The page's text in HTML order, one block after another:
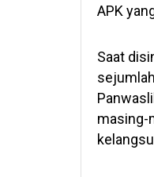
APK
Saat
masing-